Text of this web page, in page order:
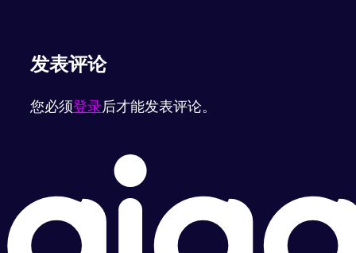
发表评论
您必须登录后才能发表评论。